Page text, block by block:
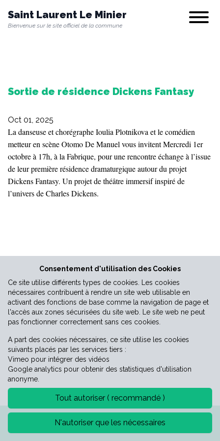
Saint Laurent Le Minier
Bienvenue sur le site officiel de la commune
Show/
Vie municipale
Vie quotidienne
Culture & Loisirs
Sortie de résidence Dickens Fantasy
Oct 01, 2025
La danseuse et chorégraphe Ioulia Plotnikova et le comédien
metteur en scène Otomo De Manuel vous invitent Mercredi 1er
octobre à 17h, à la Fabrique, pour une rencontre échange à l’issue
de leur première résidence dramaturgique autour du projet
Dickens Fantasy. Un projet de théâtre immersif inspiré de
l’univers de Charles Dickens.
©2026 Mairie de Saint-Laurent-le-minier
Consentement d'utilisation des Cookies
Ce site utilise différents types de cookies. Les cookies
nécessaires contribuent à rendre un site web utilisable en
activant des fonctions de base comme la navigation de page et
l'accès aux zones sécurisées du site web. Le site web ne peut
pas fonctionner correctement sans ces cookies.
A part des cookies nécessaires, ce site utilise les cookies
suivants placés par les services tiers :
Vimeo pour intégrer des vidéos
Google analytics pour obtenir des statistiques d'utilisation
anonyme.
Tout autoriser ( recommandé )
N'autoriser que les nécessaires